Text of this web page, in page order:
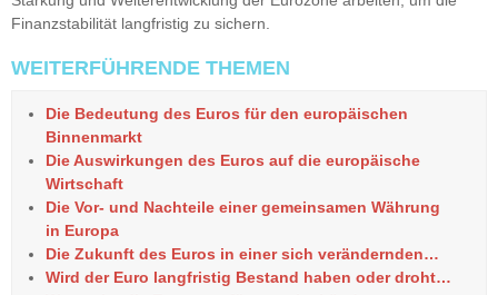
Finanzstabilität langfristig zu sichern.
WEITERFÜHRENDE THEMEN
Die Bedeutung des Euros für den europäischen
Binnenmarkt
Die Auswirkungen des Euros auf die europäische
Wirtschaft
Die Vor- und Nachteile einer gemeinsamen Währung
in Europa
Die Zukunft des Euros in einer sich verändernden…
Wird der Euro langfristig Bestand haben oder droht…